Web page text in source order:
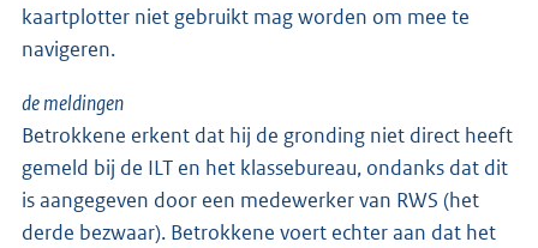
kaartplotter niet gebruikt mag worden om mee te
navigeren.
de meldingen
Betrokkene erkent dat hij de gronding niet direct heeft
gemeld bij de ILT en het klassebureau, ondanks dat dit
is aangegeven door een medewerker van RWS (het
derde bezwaar). Betrokkene voert echter aan dat het